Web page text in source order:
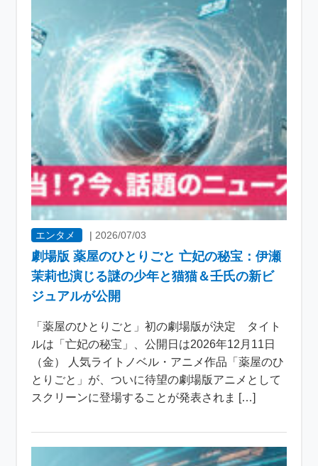
エンタメ | 2026/07/03
劇場版 薬屋のひとりごと 亡妃の秘宝：伊瀬
茉莉也演じる謎の少年と猫猫＆壬氏の新ビ
ジュアルが公開
「薬屋のひとりごと」初の劇場版が決定 タイト
ルは「亡妃の秘宝」、公開日は2026年12月11日
（金） 人気ライトノベル・アニメ作品「薬屋のひ
とりごと」が、ついに待望の劇場版アニメとして
スクリーンに登場することが発表されま […]